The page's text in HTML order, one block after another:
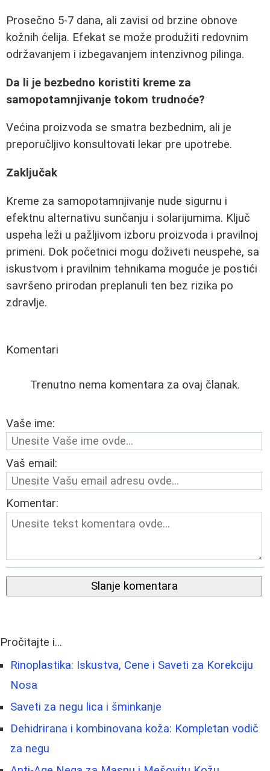
Prosečno 5-7 dana, ali zavisi od brzine obnove
kožnih ćelija. Efekat se može produžiti redovnim
održavanjem i izbegavanjem intenzivnog pilinga.
Da li je bezbedno koristiti kreme za
samopotamnjivanje tokom trudnoće?
Većina proizvoda se smatra bezbednim, ali je
preporučljivo konsultovati lekar pre upotrebe.
Zaključak
Kreme za samopotamnjivanje nude sigurnu i
efektnu alternativu sunčanju i solarijumima. Ključ
uspeha leži u pažljivom izboru proizvoda i pravilnoj
primeni. Dok početnici mogu doživeti neuspehe, sa
iskustvom i pravilnim tehnikama moguće je postići
savršeno prirodan preplanuli ten bez rizika po
zdravlje.
Komentari
Trenutno nema komentara za ovaj članak.
Vaše ime:
Vaš email:
Komentar:
Slanje komentara
Pročitajte i...
Rinoplastika: Iskustva, Cene i Saveti za Korekciju
Nosa
Saveti za negu lica i šminkanje
Dehidrirana i kombinovana koža: Kompletan vodič
za negu